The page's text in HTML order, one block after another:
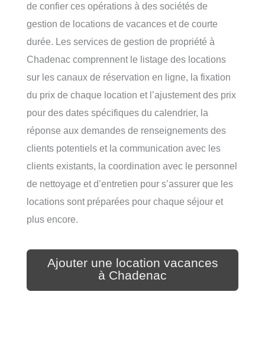
de confier ces opérations à des sociétés de
gestion de locations de vacances et de courte
durée. Les services de gestion de propriété à
Chadenac comprennent le listage des locations
sur les canaux de réservation en ligne, la fixation
du prix de chaque location et l’ajustement des prix
pour des dates spécifiques du calendrier, la
réponse aux demandes de renseignements des
clients potentiels et la communication avec les
clients existants, la coordination avec le personnel
de nettoyage et d’entretien pour s’assurer que les
locations sont préparées pour chaque séjour et
plus encore.
Ajouter une location vacances
à Chadenac